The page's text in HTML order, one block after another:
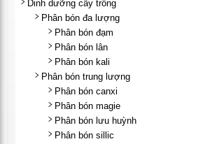
Dinh dưỡng cây trồng
Phân bón đa lượng
Phân bón đạm
Phân bón lân
Phân bón kali
Phân bón trung lượng
Phân bón canxi
Phân bón magie
Phân bón lưu huỳnh
Phân bón sillic